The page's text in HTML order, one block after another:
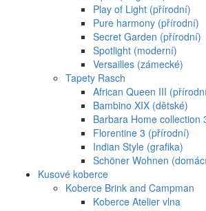
Play of Light (přírodní)
Pure harmony (přírodní)
Secret Garden (přírodní)
Spotlight (moderní)
Versailles (zámecké)
Tapety Rasch
African Queen III
Bambino XIX (dětské)
Barbara Home collection
Florentine 3 (přírodní)
Indian Style (grafika)
Schöner Wohnen
Kusové koberce
Koberce Brink and Campman
Koberce Atelier vlna